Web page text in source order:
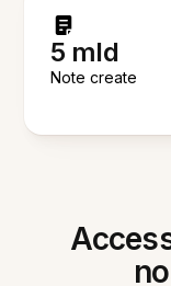
5 mld
Note create